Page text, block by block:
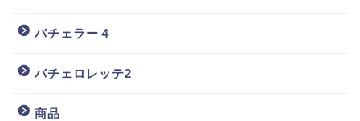
バチェラー４
バチェロレッテ2
商品